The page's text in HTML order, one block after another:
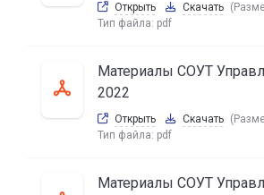
Открыть Скачать
Тип файла: pdf
Материалы СОУТ
2022
Открыть Скачать
Тип файла: pdf
Материалы СОУТ